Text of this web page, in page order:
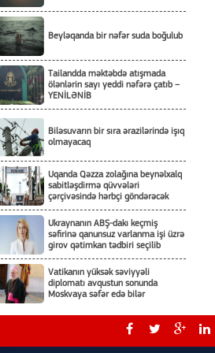
Beyləqanda bir nəfər suda boğulub
Tailandda məktəbdə atışmada
ölənlərin sayı yeddi nəfərə çatıb –
YENİLƏNİB
Biləsuvarın bir sıra ərazilərində işıq
olmayacaq
Uqanda Qəzza zolağına beynəlxalq
sabitləşdirmə qüvvələri
çərçivəsində hərbçi göndərəcək
Ukraynanın ABŞ-dakı keçmiş
səfirinə qanunsuz varlanma işi üzrə
girov qətimkan tədbiri seçilib
Vatikanın yüksək səviyyəli
diplomatı avqustun sonunda
Moskvaya səfər edə bilər
İmran Xanın 100-dən çox tərəfdarı